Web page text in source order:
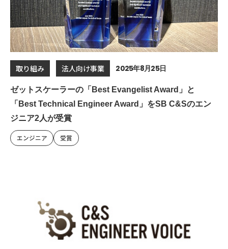
取り組み 法人向け事業 2025年8月25日
ゼットスケーラーの「Best Evangelist Award」と
「Best Technical Engineer Award」をSB C&Sのエン
ジニア2人が受賞
エンジニア 受賞